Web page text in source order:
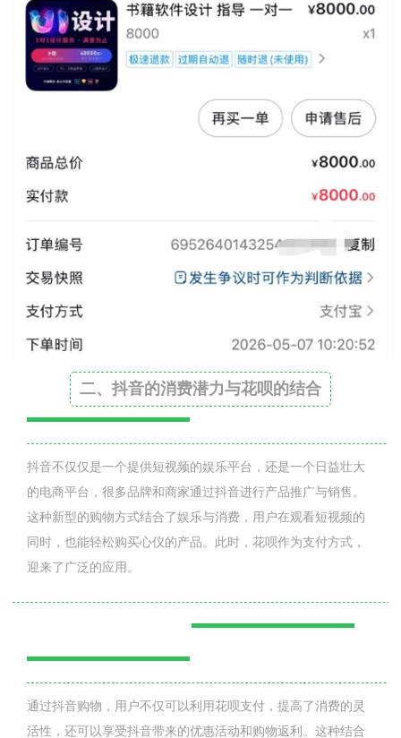
二、抖音的消费潜力与花呗的结合
抖音不仅仅是一个提供短视频的娱乐平台，还是一个日益壮大
的电商平台，很多品牌和商家通过抖音进行产品推广与销售。
这种新型的购物方式结合了娱乐与消费，用户在观看短视频的
同时，也能轻松购买心仪的产品。此时，花呗作为支付方式，
迎来了广泛的应用。
通过抖音购物，用户不仅可以利用花呗支付，提高了消费的灵
活性，还可以享受抖音带来的优惠活动和购物返利。这种结合